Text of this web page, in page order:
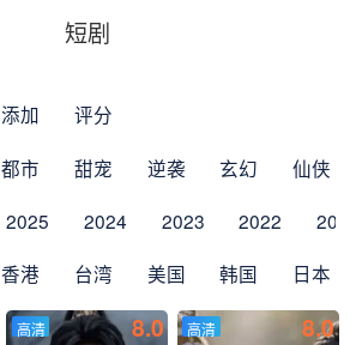
短剧
添加 评分
都市 甜宠 逆袭 玄幻 仙侠
2025 2024 2023 2022
香港 台湾 美国 韩国 日本
8.0
高清
高清 8.0
高清
高清